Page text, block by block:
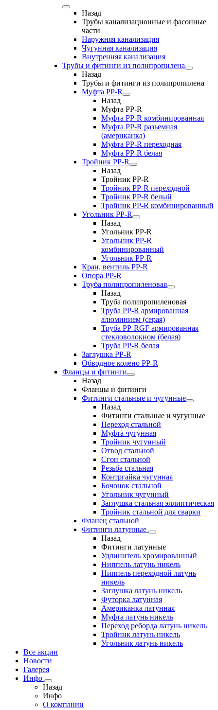
Назад
Трубы канализационные и фасонные
части
Наружняя канализация
Чугунная канализация
Внутренняя канализация
Трубы и фитинги из полипропилена
Назад
Трубы и фитинги из полипропилена
Муфта PP-R
Назад
Муфта PP-R
Муфта РР-R комбинированная
Муфта РР-R разьемная
(американка)
Муфта РР-R переходная
Муфта РР-R белая
Тройник PP-R
Назад
Тройник PP-R
Тройник РР-R переходной
Тройник РР-R белый
Тройник РР-R комбинированный
Угольник PP-R
Назад
Угольник PP-R
Угольник РР-R
комбинированный
Угольник РР-R
Кран, вентиль PP-R
Опора PP-R
Труба полипропиленовая
Назад
Труба полипропиленовая
Труба PP-R армированная
алюминием (серая)
Труба PP-RGF армированная
стекловолокном (белая)
Труба РР-R белая
Заглушка PP-R
Обводное колено PP-R
Фланцы и фитинги
Назад
Фланцы и фитинги
Фитинги стальные и чугунные
Назад
Фитинги стальные и чугунные
Переход стальной
Муфта чугунная
Тройник чугунный
Отвод стальной
Сгон стальной
Резьба стальная
Контргайка чугунная
Бочонок стальной
Угольник чугунный
Заглушка стальная эллиптическая
Тройник стальной для сварки
Фланец стальной
Фитинги латунные
Назад
Фитинги латунные
Удлинитель хромированный
Ниппель латунь никель
Ниппель переходной латунь
никель
Заглушка латунь никель
Футорка латунная
Американка латунная
Муфта латунь никель
Переход реборда латунь никель
Тройник латунь никель
Угольник латунь никель
Все акции
Новости
Галерея
Инфо
Назад
Инфо
О компании